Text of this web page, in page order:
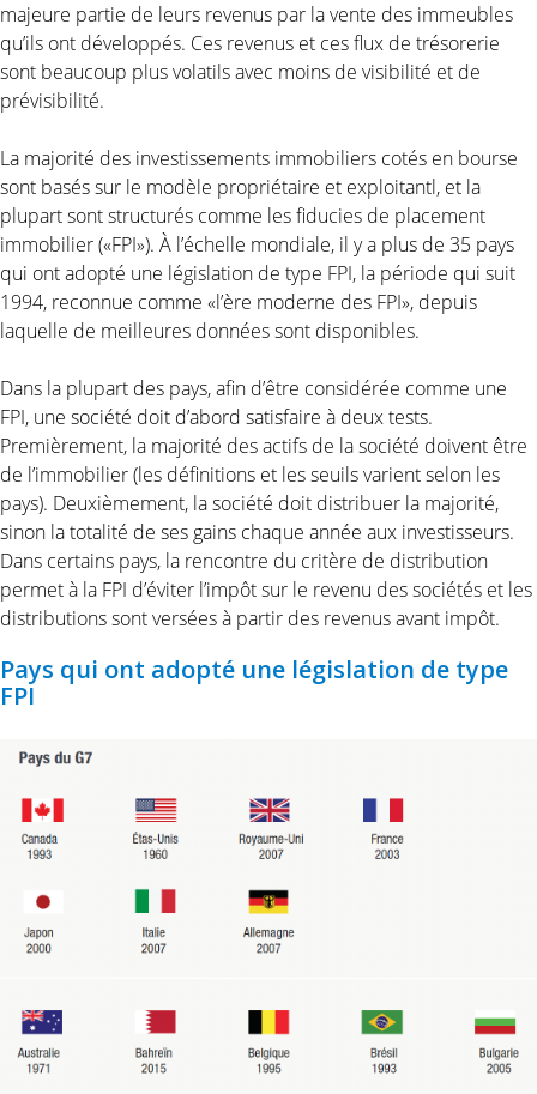
majeure partie de leurs revenus par la vente des immeubles
qu’ils ont développés. Ces revenus et ces flux de trésorerie
sont beaucoup plus volatils avec moins de visibilité et de
prévisibilité.
La majorité des investissements immobiliers cotés en bourse
sont basés sur le modèle propriétaire et exploitantl, et la
plupart sont structurés comme les fiducies de placement
immobilier («FPI»). À l’échelle mondiale, il y a plus de 35 pays
qui ont adopté une législation de type FPI, la période qui suit
1994, reconnue comme «l’ère moderne des FPI», depuis
laquelle de meilleures données sont disponibles.
Dans la plupart des pays, afin d’être considérée comme une
FPI, une société doit d’abord satisfaire à deux tests.
Premièrement, la majorité des actifs de la société doivent être
de l’immobilier (les définitions et les seuils varient selon les
pays). Deuxièmement, la société doit distribuer la majorité,
sinon la totalité de ses gains chaque année aux investisseurs.
Dans certains pays, la rencontre du critère de distribution
permet à la FPI d’éviter l’impôt sur le revenu des sociétés et les
distributions sont versées à partir des revenus avant impôt.
Pays qui ont adopté une législation de type
FPI